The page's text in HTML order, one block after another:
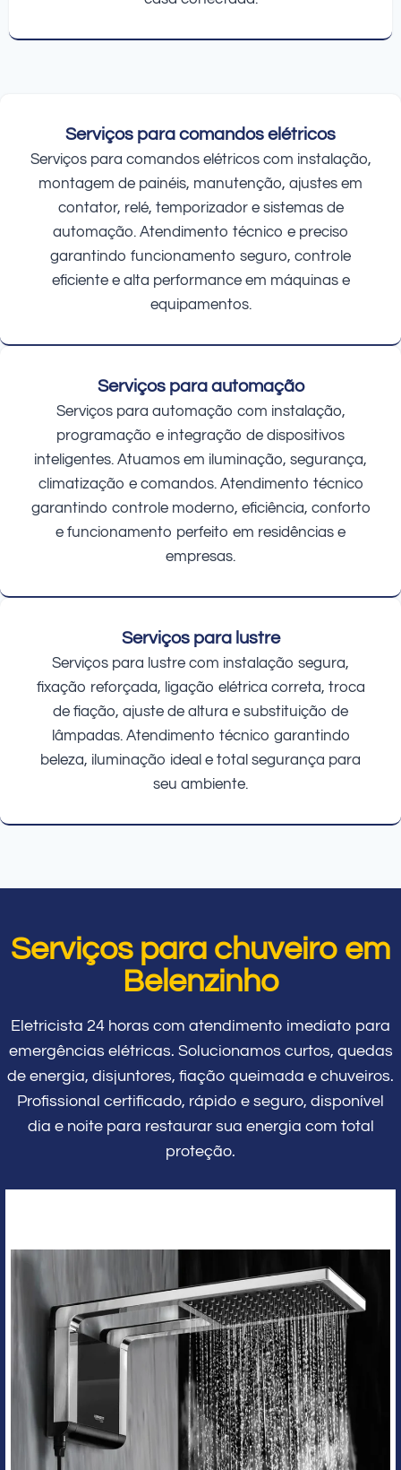
Serviços para comandos elétricos
Serviços para comandos elétricos com instalação,
montagem de painéis, manutenção, ajustes em
contator, relé, temporizador e sistemas de
automação. Atendimento técnico e preciso
garantindo funcionamento seguro, controle
eficiente e alta performance em máquinas e
equipamentos.
Serviços para automação
Serviços para automação com instalação,
programação e integração de dispositivos
inteligentes. Atuamos em iluminação, segurança,
climatização e comandos. Atendimento técnico
garantindo controle moderno, eficiência, conforto
e funcionamento perfeito em residências e
empresas.
Serviços para lustre
Serviços para lustre com instalação segura,
fixação reforçada, ligação elétrica correta, troca
de fiação, ajuste de altura e substituição de
lâmpadas. Atendimento técnico garantindo
beleza, iluminação ideal e total segurança para
seu ambiente.
Serviços para chuveiro em
Belenzinho
Eletricista 24 horas com atendimento imediato para
emergências elétricas. Solucionamos curtos, quedas
de energia, disjuntores, fiação queimada e chuveiros.
Profissional certificado, rápido e seguro, disponível
dia e noite para restaurar sua energia com total
proteção.